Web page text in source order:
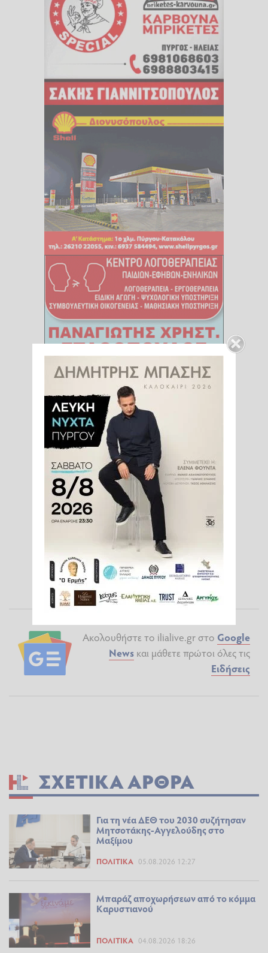
Ακολουθήστε το ilialive.gr στο Google
News και μάθετε πρώτοι όλες τις
Ειδήσεις
ΣΧΕΤΙΚΆ ΆΡΘΡΑ
Για τη νέα ΔΕΘ του 2030 συζήτησαν
Μητσοτάκης-Αγγελούδης στο
Μαξίμου
ΠΟΛΙΤΙΚΆ 05.08.2026 12:27
Μπαράζ αποχωρήσεων από το κόμμα
Καρυστιανού
ΠΟΛΙΤΙΚΆ 04.08.2026 18:26